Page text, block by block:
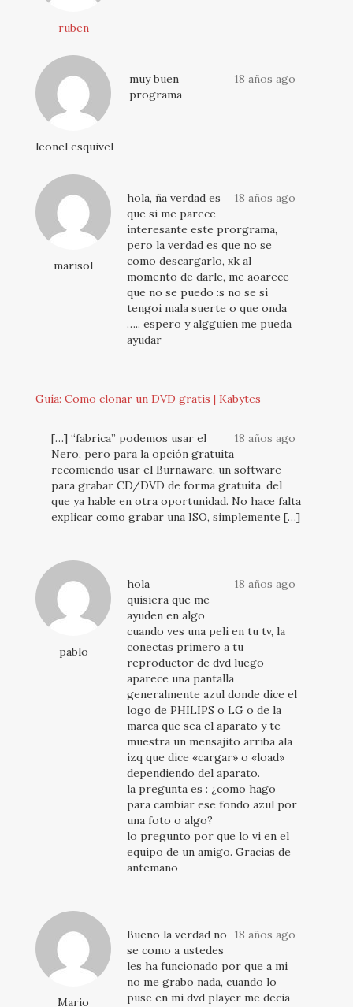
ruben
leonel esquivel
18 años ago
muy buen
programa
marisol
18 años ago
hola, ña verdad es
que si me parece
interesante este prorgrama,
pero la verdad es que no se
como descargarlo, xk al
momento de darle, me aoarece
que no se puedo :s no se si
tengoi mala suerte o que onda
….. espero y algguien me pueda
ayudar
Guía: Como clonar un DVD gratis | Kabytes
18 años ago
[…] “fabrica” podemos usar el
Nero, pero para la opción gratuita
recomiendo usar el Burnaware, un software
para grabar CD/DVD de forma gratuita, del
que ya hable en otra oportunidad. No hace falta
explicar como grabar una ISO, simplemente […]
pablo
18 años ago
hola
quisiera que me
ayuden en algo
cuando ves una peli en tu tv, la
conectas primero a tu
reproductor de dvd luego
aparece una pantalla
generalmente azul donde dice el
logo de PHILIPS o LG o de la
marca que sea el aparato y te
muestra un mensajito arriba ala
izq que dice «cargar» o «load»
dependiendo del aparato.
la pregunta es : ¿como hago
para cambiar ese fondo azul por
una foto o algo?
lo pregunto por que lo vi en el
equipo de un amigo. Gracias de
antemano
Mario
18 años ago
Bueno la verdad no
se como a ustedes
les ha funcionado por que a mi
no me grabo nada, cuando lo
puse en mi dvd player me decia